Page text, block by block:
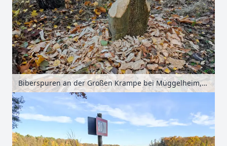
Biberspuren an der Großen Krampe bei Müggelheim, Berlin, Deutschland